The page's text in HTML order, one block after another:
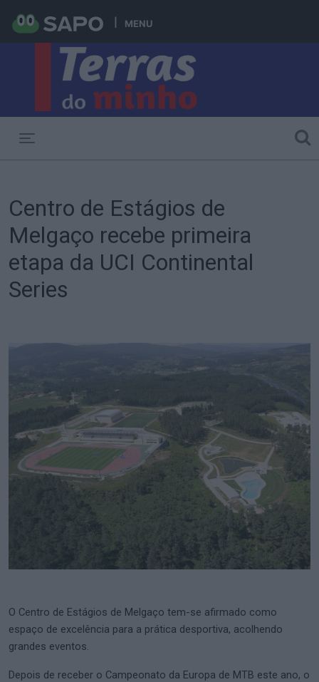
MENU
Centro de Estágios de
Melgaço recebe primeira
etapa da UCI Continental
Series
O Centro de Estágios de Melgaço tem-se afirmado como
espaço de excelência para a prática desportiva, acolhendo
grandes eventos.
Depois de receber o Campeonato da Europa de MTB este ano, o